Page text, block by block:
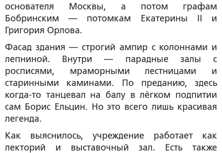
основателя Москвы, а потом графам
Бобринским — потомкам Екатерины II и
Григория Орлова.
Фасад здания — строгий ампир с колоннами и
лепниной. Внутри — парадные залы с
росписями, мраморными лестницами и
старинными каминами. По преданию, здесь
когда-то танцевал на балу в лёгком подпитии
сам Борис Ельцин. Но это всего лишь красивая
легенда.
Как выяснилось, учреждение работает как
лекторий и выставочный зал. Есть также